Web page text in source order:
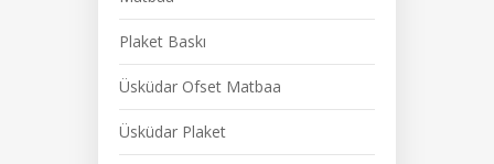
Plaket Baskı
Üsküdar Ofset Matbaa
Üsküdar Plaket